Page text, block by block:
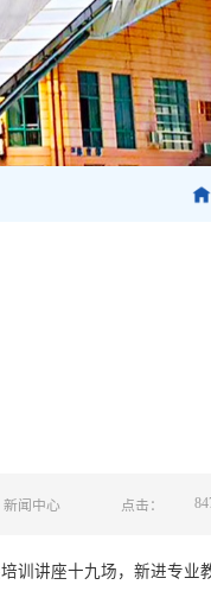
闻中心 点击：
训讲座十九场，新进专业